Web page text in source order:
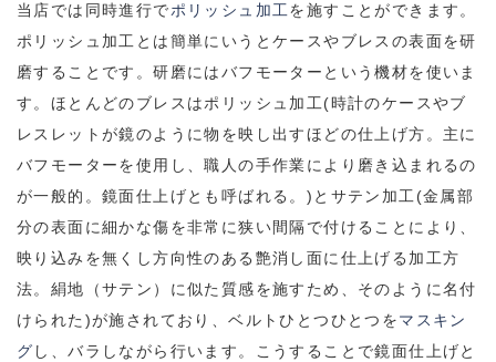
当店では同時進行でポリッシュ加工を施すことができます。
ポリッシュ加工とは簡単にいうとケースやブレスの表面を研
磨することです。研磨にはバフモーターという機材を使いま
す。ほとんどのブレスはポリッシュ加工(時計のケースやブ
レスレットが鏡のように物を映し出すほどの仕上げ方。主に
バフモーターを使用し、職人の手作業により磨き込まれるの
が一般的。鏡面仕上げとも呼ばれる。)とサテン加工(金属部
分の表面に細かな傷を非常に狭い間隔で付けることにより、
映り込みを無くし方向性のある艶消し面に仕上げる加工方
法。絹地（サテン）に似た質感を施すため、そのように名付
けられた)が施されており、ベルトひとつひとつをマスキン
グ し、バラしながら行います。こうすることで鏡面仕上げと